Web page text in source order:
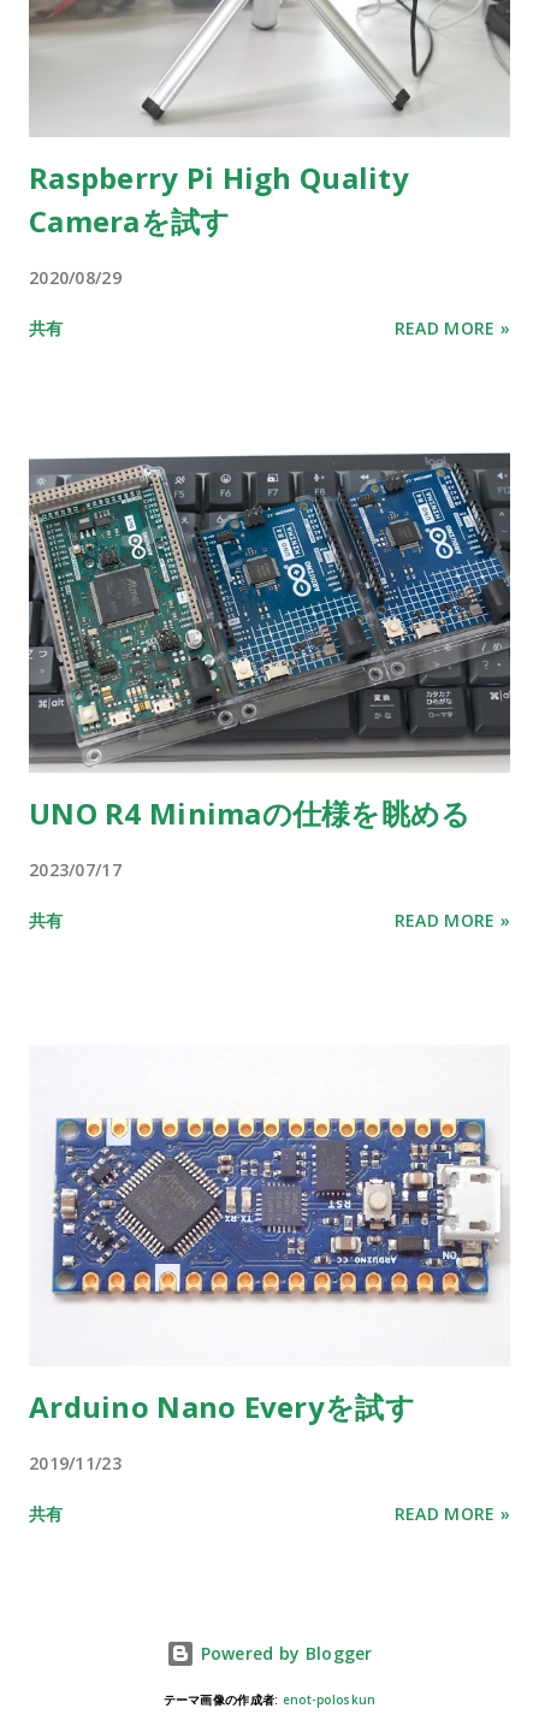
Raspberry Pi High Quality
Cameraを試す
2020/08/29
共有 READ MORE »
UNO R4 Minimaの仕様を眺める
2023/07/17
共有 READ MORE »
Arduino Nano Everyを試す
2019/11/23
共有 READ MORE »
Powered by Blogger
テーマ画像の作成者: enot-poloskun